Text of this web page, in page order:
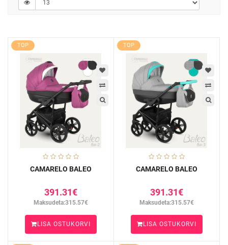
TOP
CAMARELO BALEO
391.31€
Maksudeta:315.57€
LISA OSTUKORVI
TOP
CAMARELO BALEO
391.31€
Maksudeta:315.57€
LISA OSTUKORVI